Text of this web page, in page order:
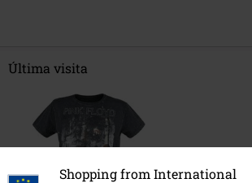
Shopping from International
Última visita